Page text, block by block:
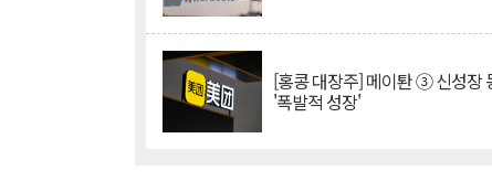
[홍콩 대장주] 메이퇀 ③ 신성장
'폭발적 성장'